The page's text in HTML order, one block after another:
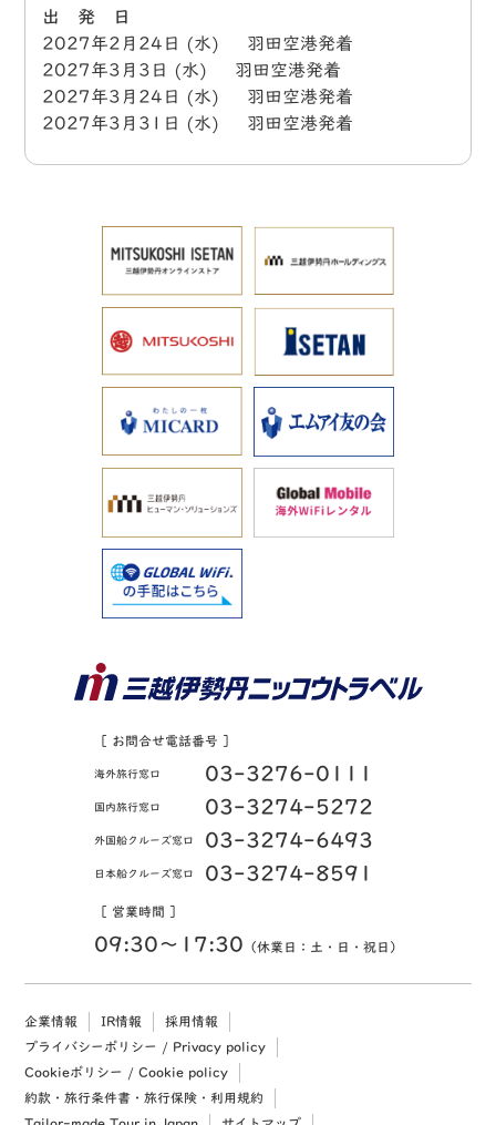
出 発 日
2027年2月24日 (水) 羽田空港発着
2027年3月3日 (水) 羽田空港発着
2027年3月24日 (水) 羽田空港発着
2027年3月31日 (水) 羽田空港発着
［ お問合せ電話番号 ］
海外旅行窓口 03-3276-0111
国内旅行窓口 03-3274-5272
外国船クルーズ窓口 03-3274-6493
日本船クルーズ窓口 03-3274-8591
［ 営業時間 ］
09:30〜17:30 （休業日：土・日・祝日）
企業情報 IR情報
採用情報
プライバシーポリシー / Privacy policy
Cookieポリシー / Cookie policy
約款・旅行条件書・旅行保険・利用規約
Tailor-made Tour in Japan
サイトマップ